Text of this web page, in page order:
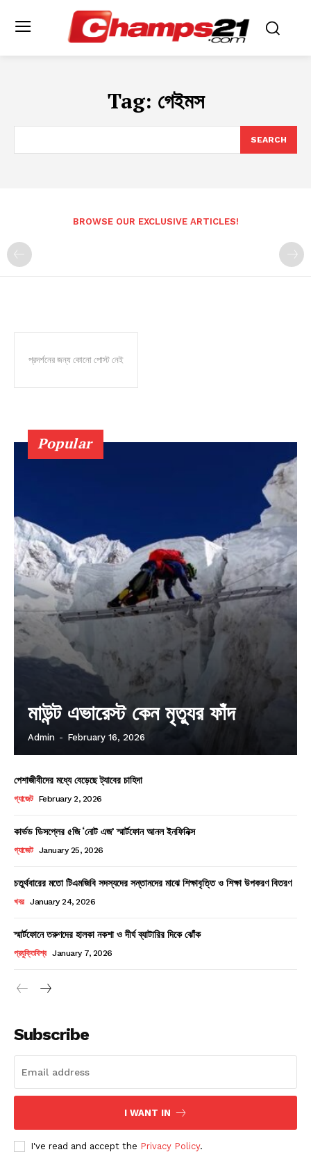
Company
About
Subscription Plans
My account
Tag: গেইমস
SEARCH
BROWSE OUR EXCLUSIVE ARTICLES!
প্রদর্শনের জন্য কোনো পোস্ট নেই
Popular
মাউন্ট এভারেস্ট কেন মৃত্যুর ফাঁদ
Admin - February 16, 2026
পেশাজীবীদের মধ্যে বেড়েছে ট্যাবের চাহিদা
গ্যাজেট February 2, 2026
কার্ভড ডিসপ্লের ৫জি ‘নোট এজ’ স্মার্টফোন আনল ইনফিনিক্স
গ্যাজেট January 25, 2026
চতুর্থবারের মতো টিএমজিবি সদস্যদের সন্তানদের মাঝে শিক্ষাবৃত্তি ও শিক্ষা উপকরণ বিতরণ
খবর January 24, 2026
স্মার্টফোনে তরুণদের হালকা নকশা ও দীর্ঘ ব্যাটারির দিকে ঝোঁক
প্রযুক্তিবিশ্ব January 7, 2026
Subscribe
I WANT IN
I've read and accept the Privacy Policy.